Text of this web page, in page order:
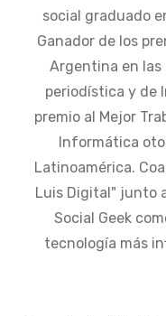
social graduado
Ganador de los
Argentina en
periodística y de
premio al Mejor
Informática
Latinoamérica.
Luis Digital" junto
Social Geek
tecnología más